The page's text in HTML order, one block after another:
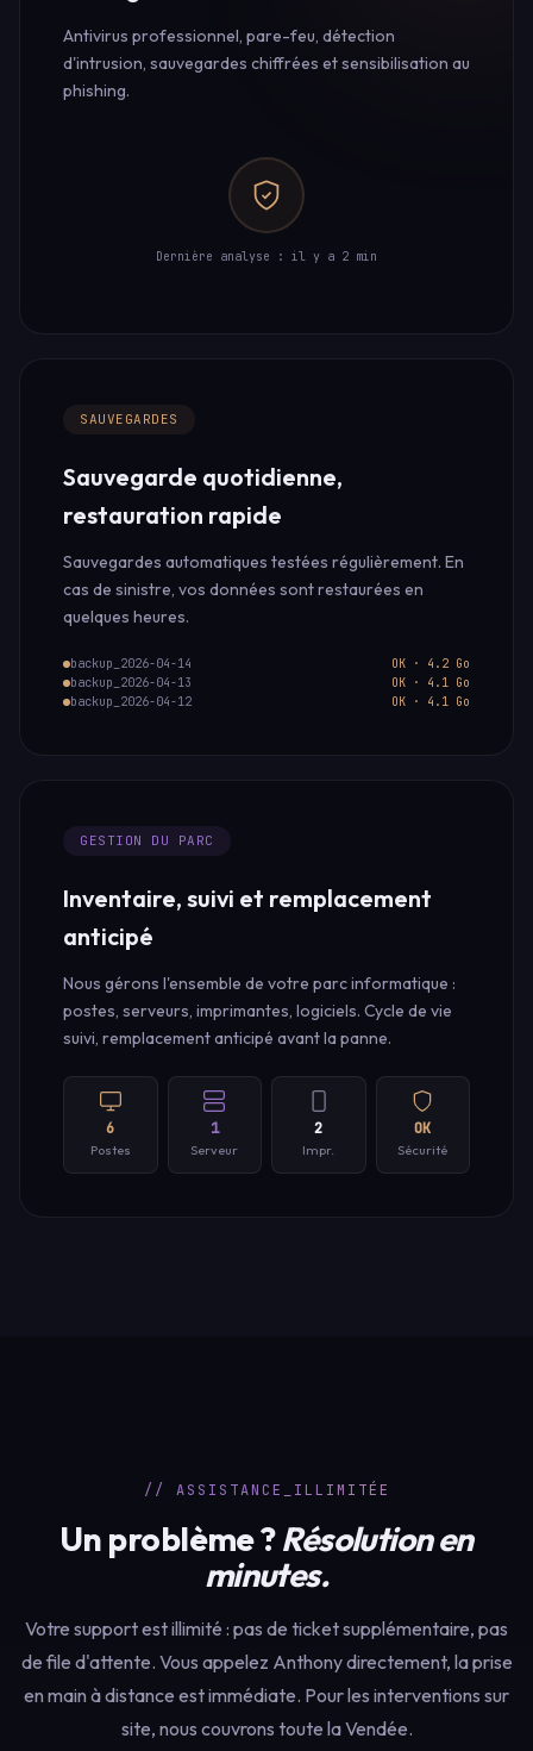
Antivirus professionnel, pare-feu, détection
d'intrusion, sauvegardes chiffrées et sensibilisation au
phishing.
Dernière analyse : il y a 2 min
SAUVEGARDES
Sauvegarde quotidienne,
restauration rapide
Sauvegardes automatiques testées régulièrement. En
cas de sinistre, vos données sont restaurées en
quelques heures.
backup_2026-04-14
OK · 4.2 Go
backup_2026-04-13
OK · 4.1 Go
backup_2026-04-12
OK · 4.1 Go
GESTION DU PARC
Inventaire, suivi et remplacement
anticipé
Nous gérons l'ensemble de votre parc informatique :
postes, serveurs, imprimantes, logiciels. Cycle de vie
suivi, remplacement anticipé avant la panne.
6
Postes
1
Serveur
2
Impr.
OK
Sécurité
// ASSISTANCE_ILLIMITÉE
Un problème ?Résolution en
minutes.
Votre support est illimité : pas de ticket supplémentaire, pas
de file d'attente. Vous appelez Anthony directement, la prise
en main à distance est immédiate. Pour les interventions sur
site, nous couvrons toute la Vendée.